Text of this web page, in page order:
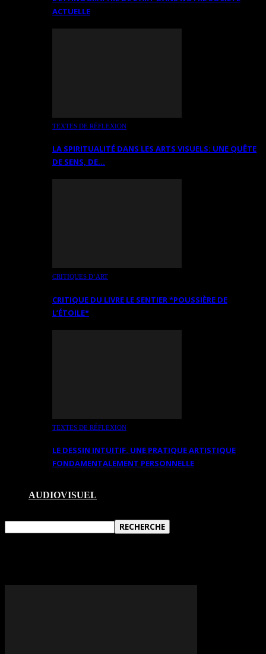
ACTUELLE
TEXTES DE RÉFLEXION
LA SPIRITUALITÉ DANS LES ARTS VISUELS: UNE QUÊTE
DE SENS, DE…
CRITIQUES D’ART
CRITIQUE DU LIVRE LE SENTIER *POUSSIÈRE DE
L’ÉTOILE*
TEXTES DE RÉFLEXION
LE DESSIN INTUITIF. UNE PRATIQUE ARTISTIQUE
FONDAMENTALEMENT PERSONNELLE
AUDIOVISUEL